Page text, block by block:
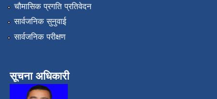
चौमासिक प्रगति प्रतिवेदन
सार्वजनिक सुनुवाई
सार्वजनिक परीक्षण
सूचना अधिकारी